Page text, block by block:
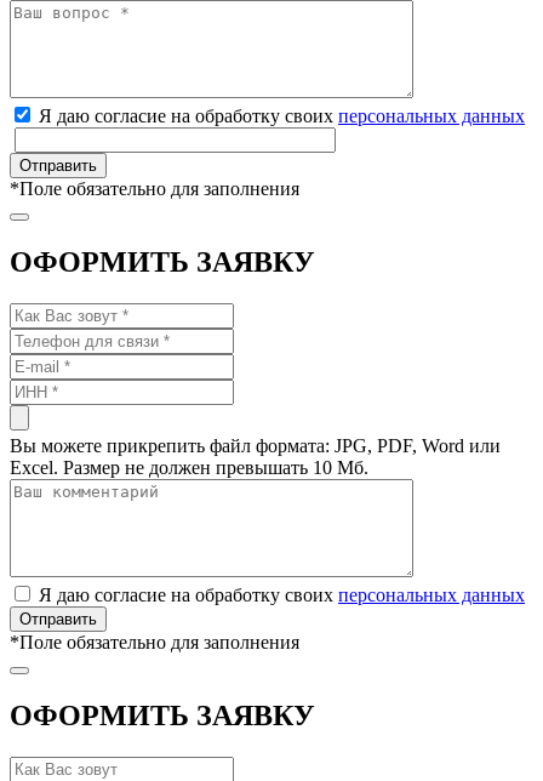
Я даю согласие на обработку своих персональных данных
*Поле обязательно для заполнения
ОФОРМИТЬ ЗАЯВКУ
Вы можете прикрепить файл формата: JPG, PDF, Word или
Excel. Размер не должен превышать 10 Мб.
Я даю согласие на обработку своих персональных данных
*Поле обязательно для заполнения
ОФОРМИТЬ ЗАЯВКУ